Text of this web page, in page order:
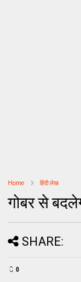
Home हिंदी लेख
गोबर से
SHARE:
0